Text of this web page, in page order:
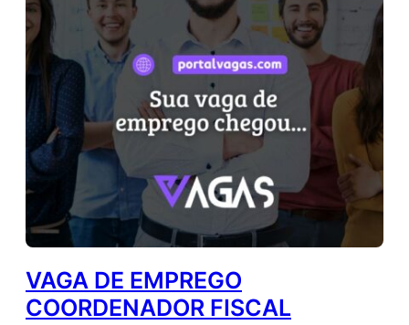
VAGA DE EMPREGO
COORDENADOR FISCAL